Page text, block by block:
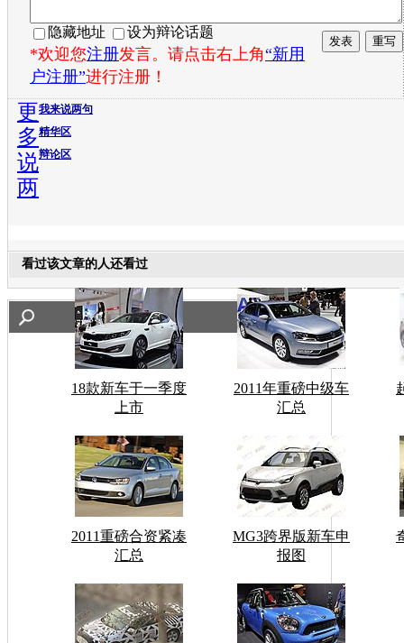
隐藏地址 设为辩论话题
*欢迎您注册发言。请点击右上角“新用
户注册”进行注册！
我来说两句
精华区
辩论区
更
多
说
两
看过该文章的人还看过
18款新车于一季度
上市
2011年重磅中级车
汇总
2011重磅合资紧凑
汇总
MG3跨界版新车申
报图